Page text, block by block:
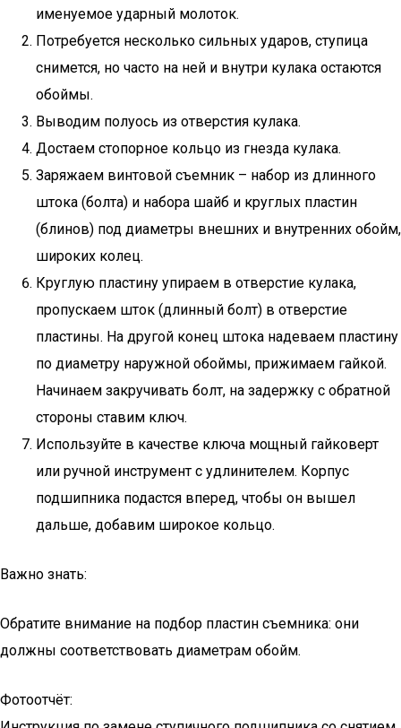
именуемое ударный молоток.
Потребуется несколько сильных ударов, ступица
снимется, но часто на ней и внутри кулака остаются
обоймы.
Выводим полуось из отверстия кулака.
Достаем стопорное кольцо из гнезда кулака.
Заряжаем винтовой съемник – набор из длинного
штока (болта) и набора шайб и круглых пластин
(блинов) под диаметры внешних и внутренних обойм,
широких колец.
Круглую пластину упираем в отверстие кулака,
пропускаем шток (длинный болт) в отверстие
пластины. На другой конец штока надеваем пластину
по диаметру наружной обоймы, прижимаем гайкой.
Начинаем закручивать болт, на задержку с обратной
стороны ставим ключ.
Используйте в качестве ключа мощный гайковерт
или ручной инструмент с удлинителем. Корпус
подшипника подастся вперед, чтобы он вышел
дальше, добавим широкое кольцо.
Важно знать:
Обратите внимание на подбор пластин съемника: они
должны соответствовать диаметрам обойм.
Фотоотчёт: